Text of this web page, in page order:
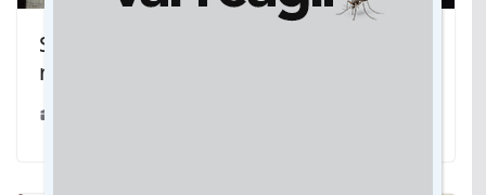
Semana será encerrada com presença
negra no Casario, em Rondonópolis